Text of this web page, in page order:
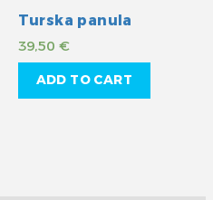
Turska panula
39,50€
ADD TO CART